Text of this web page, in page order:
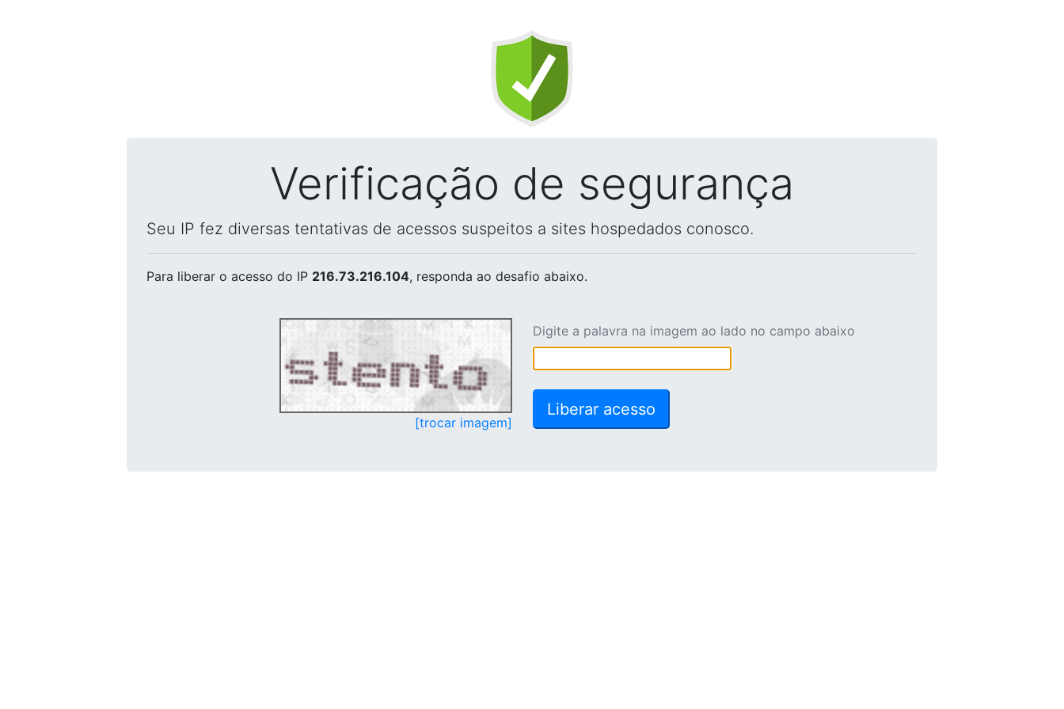
Verificação de segurança
Seu IP fez diversas tentativas de acessos suspeitos a sites hospedados conosco.
Para liberar o acesso do IP 216.73.216.104, responda ao desafio abaixo.
[trocar imagem]
Digite a palavra na imagem ao lado no campo abaixo